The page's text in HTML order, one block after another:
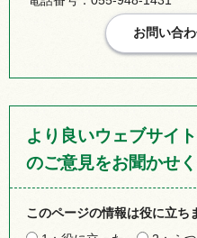
より良いウェブサイ
のご意見をお聞かせ
このページの情報は役に立ち